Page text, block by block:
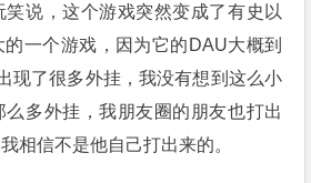
说，这个游戏突然变成了有史以
一个游戏，因为它的DAU大概到
现了很多外挂，我没有想到这么小
多外挂，我朋友圈的朋友也打出
相信不是他自己打出来的。